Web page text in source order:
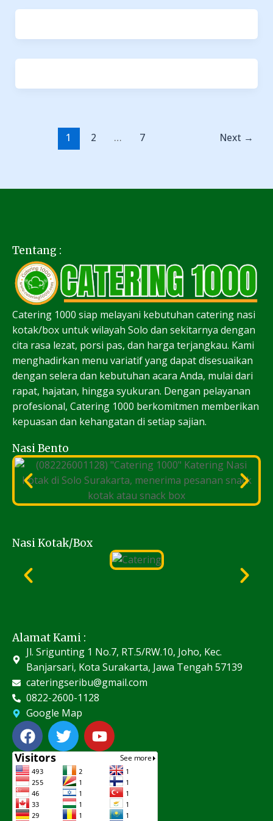
1 2 … 7 Next →
Tentang :
Catering 1000 siap melayani kebutuhan catering nasi
kotak/box untuk wilayah Solo dan sekitarnya dengan
cita rasa lezat, porsi pas, dan harga terjangkau. Kami
menghadirkan menu variatif yang dapat disesuaikan
dengan selera dan kebutuhan acara Anda, mulai dari
rapat, hajatan, hingga syukuran. Dengan pelayanan
profesional, Catering 1000 berkomitmen memberikan
kepuasan dan kehangatan di setiap sajian.
Nasi Bento
Nasi Kotak/Box
Alamat Kami :
Jl. Srigunting 1 No.7, RT.5/RW.10, Joho, Kec.
Banjarsari, Kota Surakarta, Jawa Tengah 57139
cateringseribu@gmail.com
0822-2600-1128
Google Map
F
a
c
e
b
o
T
w
i
t
t
e
Y
o
u